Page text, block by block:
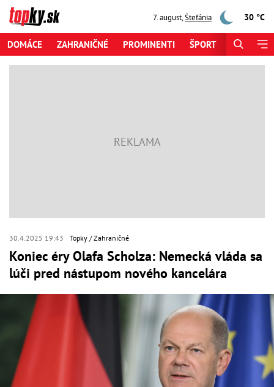
7. august,Štefánia 30 °C
DOMÁCE ZAHRANIČNÉ PROMINENTI ŠPORT
30.4.2025 19:43 Topky Zahraničné
Koniec éry Olafa Scholza: Nemecká vláda sa
lúči pred nástupom nového kancelára